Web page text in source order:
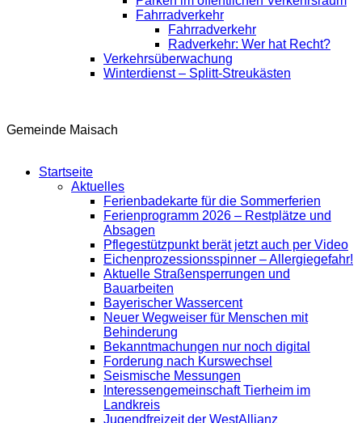
Fahrradverkehr
Fahrradverkehr
Radverkehr: Wer hat Recht?
Verkehrsüberwachung
Winterdienst – Splitt-Streukästen
Gemeinde Maisach
Startseite
Aktuelles
Ferienbadekarte für die Sommerferien
Ferienprogramm 2026 – Restplätze und
Absagen
Pflegestützpunkt berät jetzt auch per Video
Eichenprozessionsspinner – Allergiegefahr!
Aktuelle Straßensperrungen und
Bauarbeiten
Bayerischer Wassercent
Neuer Wegweiser für Menschen mit
Behinderung
Bekanntmachungen nur noch digital
Forderung nach Kurswechsel
Seismische Messungen
Interessengemeinschaft Tierheim im
Landkreis
Jugendfreizeit der WestAllianz